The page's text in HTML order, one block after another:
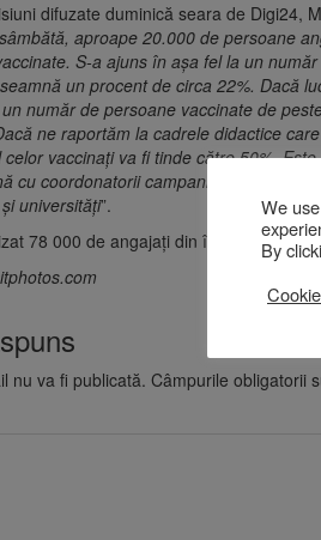
difuzate duminică seara de Digi24,
aproape 20.000 de persoane
S-a ajuns în aşa fel la un
un procent de circa 22%. Dacă
număr de persoane vaccinate de
ne raportăm la cadrele didactice
vaccinaţi va fi tinde către 50%.
cu coordonatorii campaniei naţionale
universităţi”.
78 000 de angajați din învățământ.
nu va fi publicată. Câmpurile obligatorii
We
By